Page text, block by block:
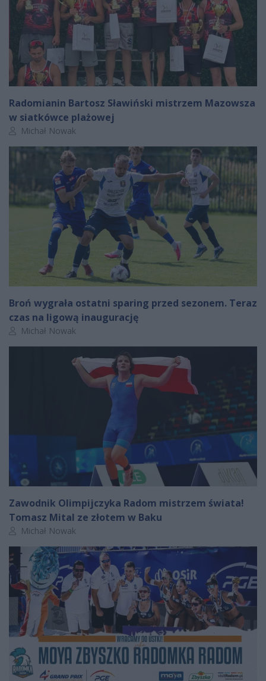
Radomianin Bartosz Sławiński mistrzem Mazowsza
w siatkówce plażowej
Autor artykułu:
Michał Nowak
Broń wygrała ostatni sparing przed sezonem. Teraz
czas na ligową inaugurację
Autor artykułu:
Michał Nowak
Zawodnik Olimpijczyka Radom mistrzem świata!
Tomasz Mital ze złotem w Baku
Autor artykułu:
Michał Nowak